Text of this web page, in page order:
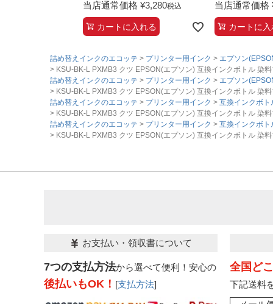
当店通常価格 ¥3,280税込
カートに入れる
当店通常価格
カートに入
詰め替えインクのエコッテ プリンター用インク
エプソン
KSU-BK-L PXMB3 クツ EPSON(エプソン) 互換インクボトル 染
詰め替えインクのエコッテ
プリンター用インク エプソン
KSU-BK-L PXMB3 クツ EPSON(エプソン) 互換インクボトル 染
詰め替えインクのエコッテ
プリンター用インク
互換インクボト
KSU-BK-L PXMB3 クツ EPSON(エプソン) 互換インクボトル 染
詰め替えインクのエコッテ
プリンター用インク 互換インクボト
KSU-BK-L PXMB3 クツ EPSON(エプソン) 互換インクボトル 染
お支払い・領収書について
7つの支払方法から選べて便利！安心の
後払いもOK！ [支払方法]
全国ど
下記送料